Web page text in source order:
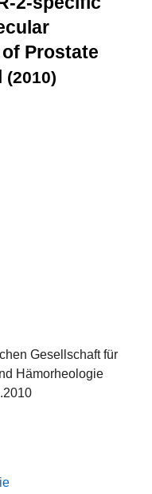
Prostate
(2010)
Gesellschaft für
Hämorheologie